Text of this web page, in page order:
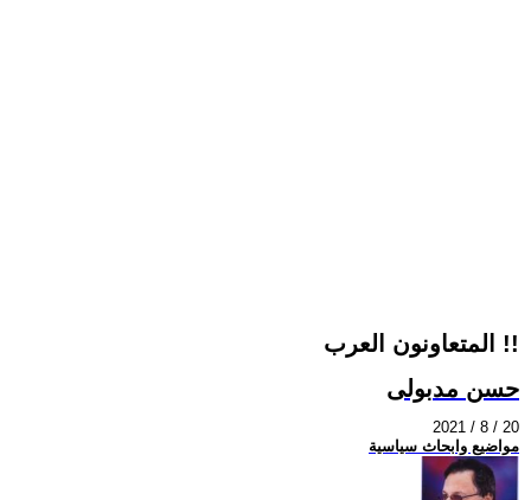
المتعاونون العرب !!
حسن مدبولى
2021 / 8 / 20
مواضيع وابحاث سياسية